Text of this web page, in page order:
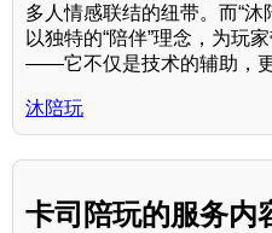
多人情感联结的纽带。而“
以独特的“陪伴”理念，为玩
——它不仅是技术的辅助，更
沐陪玩
卡司陪玩的服务内